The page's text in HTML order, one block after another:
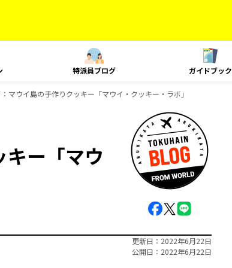
特派員ブログ ガイドブック
マウイ島の手作りクッキー「マウイ・クッキー・ラボ」
ー「マウ
更新日
2022年6月22日
公開日
2022年6月22日